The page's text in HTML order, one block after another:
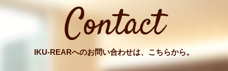
Contact
IKU-REARへのお問い合わせは、こちらから。